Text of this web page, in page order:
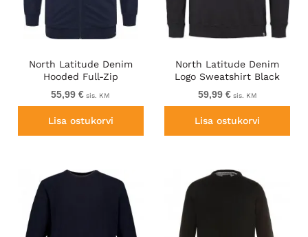
North Latitude Denim
Hooded Full-Zip
Sweatshirt Navy TALL
55,99 € sis. KM
Lisa ostukorvi
North Latitude Denim
Logo Sweatshirt Black
TALL
59,99 €sis. KM
Lisa ostukorvi